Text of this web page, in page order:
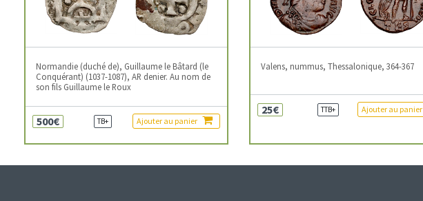
Normandie (duché de), Guillaume le Bâtard (le
Conquérant) (1037-1087), AR denier. Au nom de
son fils Guillaume le Roux
500€ TB+ Ajouter au panier
Valens, nummus, Thessalonique, 364-367
25€ TTB+ Ajouter au panier